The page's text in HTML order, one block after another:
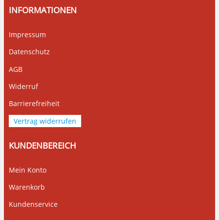
INFORMATIONEN
Impressum
Datenschutz
AGB
Widerruf
Barrierefreiheit
Vertrag widerrufen
KUNDENBEREICH
Mein Konto
Warenkorb
Kundenservice